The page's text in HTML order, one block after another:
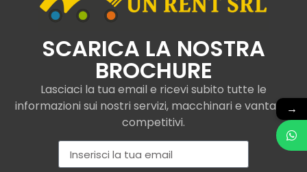
Contattaci
Camion con gru e
ribaltabile noleggiati a
Alta Val Tidone
→
SCARICA LA NOSTRA
BROCHURE
Lasciaci la tua email e ricevi subito tutte le
informazioni sui nostri servizi, macchinari e vantaggi
competitivi.